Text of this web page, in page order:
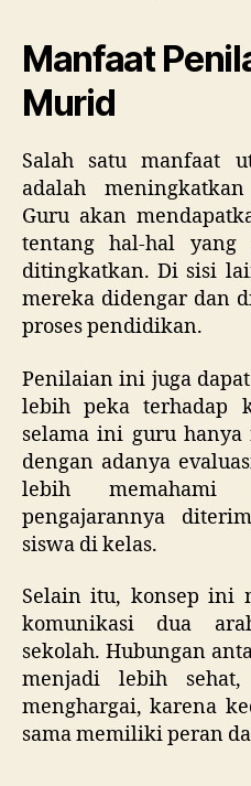
Manfaat
Murid
Salah satu manfaat
adalah
Guru akan
tentang hal-hal
ditingkatkan. Di sisi
mereka didengar dan
proses pendidikan.
Penilaian ini juga
lebih peka terhadap
selama ini guru
dengan adanya
lebih memahami
pengajarannya
siswa di kelas.
Selain itu, konsep ini
komunikasi dua
sekolah. Hubungan
menjadi lebih
menghargai, karena
sama memiliki peran